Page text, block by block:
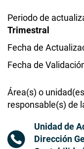
Periodo de
Trimestral
Fecha de
Fecha de
Área(s) o
responsable(s) de
Unidad de
Dirección